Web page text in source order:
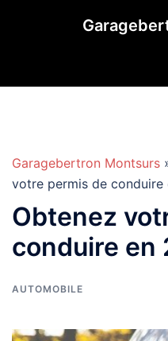
Garagebertron Montsurs
votre permis de conduire
Obtenez
conduire en
AUTOMOBILE